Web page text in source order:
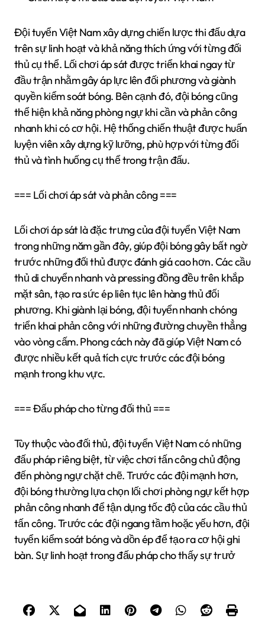
Đội tuyển Việt Nam xây dựng chiến lược thi đấu dựa
trên sự linh hoạt và khả năng thích ứng với từng đối
thủ cụ thể. Lối chơi áp sát được triển khai ngay từ
đầu trận nhằm gây áp lực lên đối phương và giành
quyền kiểm soát bóng. Bên cạnh đó, đội bóng cũng
thể hiện khả năng phòng ngự khi cần và phản công
nhanh khi có cơ hội. Hệ thống chiến thuật được huấn
luyện viên xây dựng kỹ lưỡng, phù hợp với từng đối
thủ và tình huống cụ thể trong trận đấu.
=== Lối chơi áp sát và phản công ===
Lối chơi áp sát là đặc trưng của đội tuyển Việt Nam
trong những năm gần đây, giúp đội bóng gây bất ngờ
trước những đối thủ được đánh giá cao hơn. Các cầu
thủ di chuyển nhanh và pressing đồng đều trên khắp
mặt sân, tạo ra sức ép liên tục lên hàng thủ đối
phương. Khi giành lại bóng, đội tuyển nhanh chóng
triển khai phản công với những đường chuyền thẳng
vào vòng cấm. Phong cách này đã giúp Việt Nam có
được nhiều kết quả tích cực trước các đội bóng
mạnh trong khu vực.
=== Đấu pháp cho từng đối thủ ===
Tùy thuộc vào đối thủ, đội tuyển Việt Nam có những
đấu pháp riêng biệt, từ việc chơi tấn công chủ động
đến phòng ngự chặt chẽ. Trước các đội mạnh hơn,
đội bóng thường lựa chọn lối chơi phòng ngự kết hợp
phản công nhanh để tận dụng tốc độ của các cầu thủ
tấn công. Trước các đội ngang tầm hoặc yếu hơn, đội
tuyển kiểm soát bóng và dồn ép để tạo ra cơ hội ghi
bàn. Sự linh hoạt trong đấu pháp cho thấy sự trưở